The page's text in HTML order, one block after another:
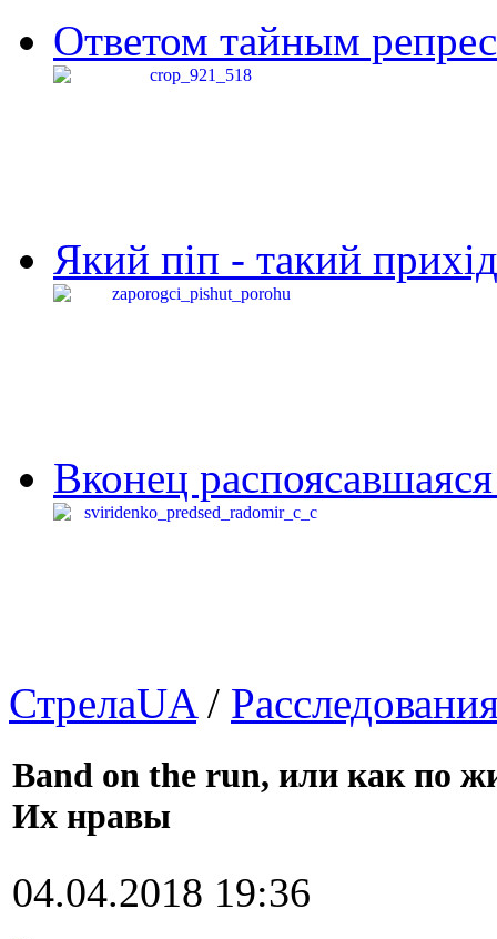
Ответом тайным
Який піп - такий
Вконец
СтрелаUA/
Band on the run, или как по
Их нравы
04.04.2018 19:36